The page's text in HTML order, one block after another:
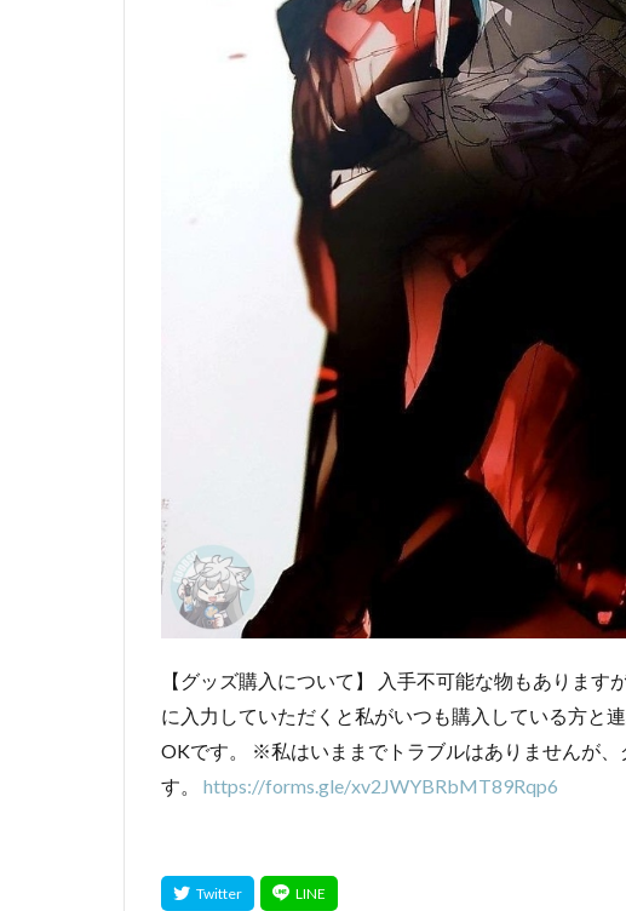
【グッズ購入について】 入手不可能な物もありま
に入力していただくと私がいつも購入している方と
OKです。 ※私はいままでトラブルはありませんが
す。 https://forms.gle/xv2JWYBRbMT89Rqp6